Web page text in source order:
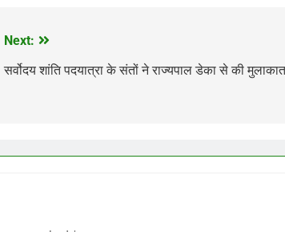
Next:
सर्वोदय शांति पदयात्रा के संतों ने राज्यपाल डेका से की मुलाकात